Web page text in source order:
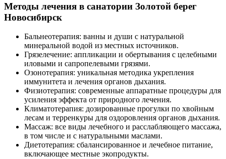
Методы лечения в санатории Золотой берег
Новосибирск
Бальнеотерапия: ванны и души с натуральной
минеральной водой из местных источников.
Грязелечение: аппликации и обертывания с целебными
иловыми и сапропелевыми грязями.
Озонотерапия: уникальная методика укрепления
иммунитета и лечения органов дыхания.
Физиотерапия: современные аппаратные процедуры для
усиления эффекта от природного лечения.
Климатотерапия: дозированные прогулки по хвойным
лесам и терренкуры для оздоровления органов дыхания.
Массаж: все виды лечебного и расслабляющего массажа,
в том числе и с натуральными маслами.
Диетотерапия: сбалансированное и лечебное питание,
включающее местные экопродукты.